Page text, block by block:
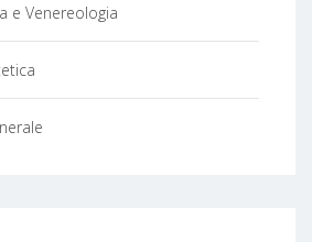
e Venereologia